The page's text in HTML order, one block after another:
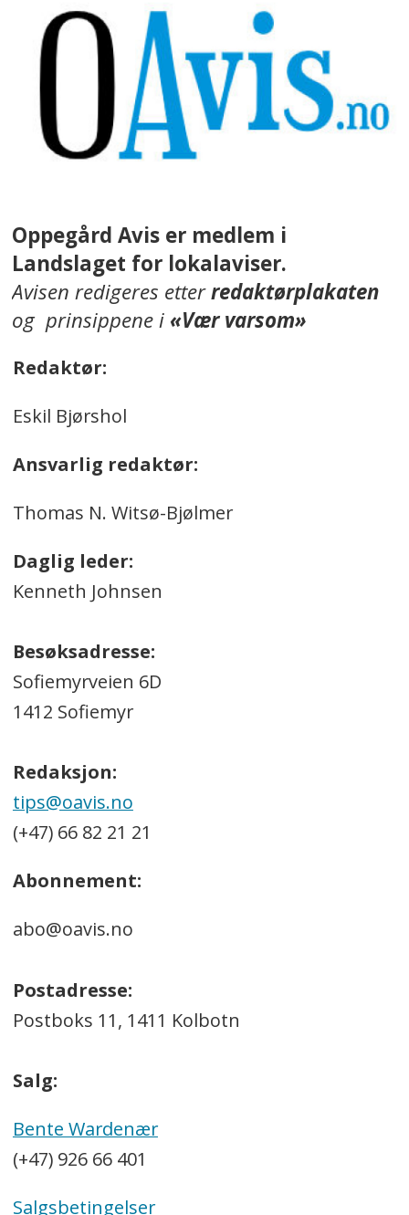
Oppegård Avis er medlem i
Landslaget for lokalaviser.
Avisen redigeres etterredaktørplakaten
og prinsippene i«Vær varsom»
Redaktør:
Eskil Bjørshol
Ansvarlig redaktør:
Thomas N. Witsø-Bjølmer
Daglig leder:
Kenneth Johnsen
Besøksadresse:
Sofiemyrveien 6D
1412 Sofiemyr
Redaksjon:
tips@oavis.no
(+47) 66 82 21 21
Abonnement:
abo@oavis.no
Postadresse:
Postboks 11, 1411 Kolbotn
Salg:
Bente Wardenær
(+47) 926 66 401
Salgsbetingelser